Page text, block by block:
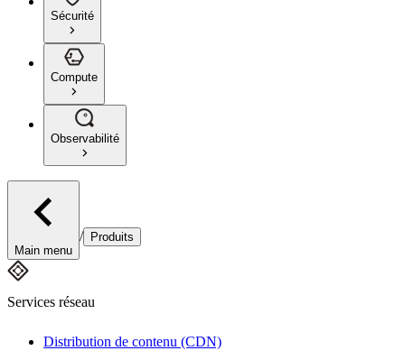
Sécurité
Compute
Observabilité
Main menu
/ Produits
Services réseau
Distribution de contenu (CDN)